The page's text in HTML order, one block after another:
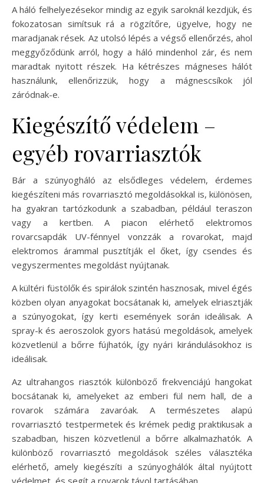
A háló felhelyezésekor mindig az egyik saroknál kezdjük, és
fokozatosan simítsuk rá a rögzítőre, ügyelve, hogy ne
maradjanak rések. Az utolsó lépés a végső ellenőrzés, ahol
meggyőződünk arról, hogy a háló mindenhol zár, és nem
maradtak nyitott részek. Ha kétrészes mágneses hálót
használunk, ellenőrizzük, hogy a mágnescsíkok jól
záródnak-e.
Kiegészítő védelem –
egyéb rovarriasztók
Bár a szúnyogháló az elsődleges védelem, érdemes
kiegészíteni más rovarriasztó megoldásokkal is, különösen,
ha gyakran tartózkodunk a szabadban, például teraszon
vagy a kertben. A piacon elérhető elektromos
rovarcsapdák UV-fénnyel vonzzák a rovarokat, majd
elektromos árammal pusztítják el őket, így csendes és
vegyszermentes megoldást nyújtanak.
A kültéri füstölők és spirálok szintén hasznosak, mivel égés
közben olyan anyagokat bocsátanak ki, amelyek elriasztják
a szúnyogokat, így kerti események során ideálisak. A
spray-k és aeroszolok gyors hatású megoldások, amelyek
közvetlenül a bőrre fújhatók, így nyári kirándulásokhoz is
ideálisak.
Az ultrahangos riasztók különböző frekvenciájú hangokat
bocsátanak ki, amelyeket az emberi fül nem hall, de a
rovarok számára zavaróak. A természetes alapú
rovarriasztó testpermetek és krémek pedig praktikusak a
szabadban, hiszen közvetlenül a bőrre alkalmazhatók. A
különböző rovarriasztó megoldások széles választéka
elérhető, amely kiegészíti a szúnyoghálók által nyújtott